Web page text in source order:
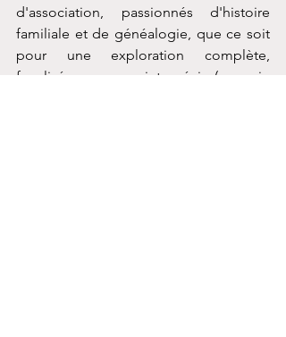
d'association, passionnés d'histoire
familiale et de généalogie, que ce soit
pour une exploration complète,
focalisée sur un sujet précis (ex : vie